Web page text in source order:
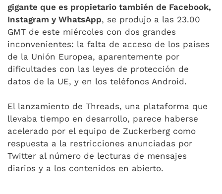
gigante que es propietario también de Facebook,
Instagram y WhatsApp, se produjo a las 23.00
GMT de este miércoles con dos grandes
inconvenientes: la falta de acceso de los países
de la Unión Europea, aparentemente por
dificultades con las leyes de protección de
datos de la UE, y en los teléfonos Android.
El lanzamiento de Threads, una plataforma que
llevaba tiempo en desarrollo, parece haberse
acelerado por el equipo de Zuckerberg como
respuesta a la restricciones anunciadas por
Twitter al número de lecturas de mensajes
diarios y a los contenidos en abierto.